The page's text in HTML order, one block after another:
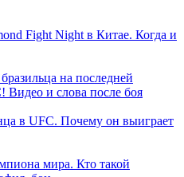
Fight Night в Китае. Когда и
на последней
Видео и слова после боя
в UFC. Почему он выиграет
мира. Кто такой